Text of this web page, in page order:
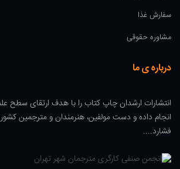
سفارش غذا
مشاوره حقوقی
درباره ی ما
انتشارات ارشدان چاپ کتاب را با هدف ارتقای سطح
انجام داده و دست مولفین، هنرمندان و مترجمین کشور
فشارد....